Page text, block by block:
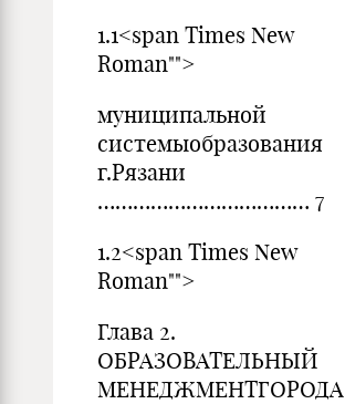
1.1<span Times New
Roman"">
муниципальной
системыобразования
г.Рязани
……………………………… 7
1.2<span Times New
Roman"">
Глава 2.
ОБРАЗОВАТЕЛЬНЫЙ
МЕНЕДЖМЕНТГОРОДА